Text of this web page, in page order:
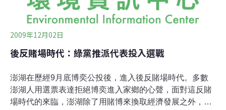
2009年12月02日
後反賭場時代：綠黨推派代表投入選戰
澎湖在歷經9月底博奕公投後，進入後反賭場時代。多數
澎湖人用選票表達拒絕博奕進入家鄉的心聲，面對這反賭
場時代的來臨，澎湖除了用賭博來換取經濟發展之外，是